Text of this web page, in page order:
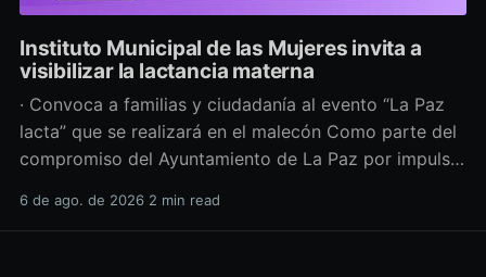
Instituto Municipal de las Mujeres invita a
visibilizar la lactancia materna
· Convoca a familias y ciudadanía al evento “La Paz
lacta” que se realizará en el malecón Como parte del
compromiso del Ayuntamiento de La Paz por impulsar
salud y los derechos de las mujeres, así como generar
6 de ago. de 2026 2 min read